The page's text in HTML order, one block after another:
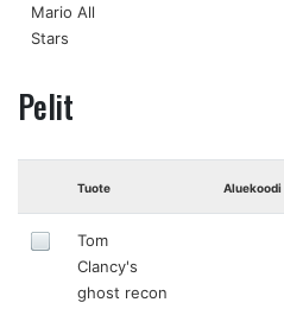
Mario All
Stars
Pelit
Tuote Aluekoodi
Tom
Clancy's
ghost recon